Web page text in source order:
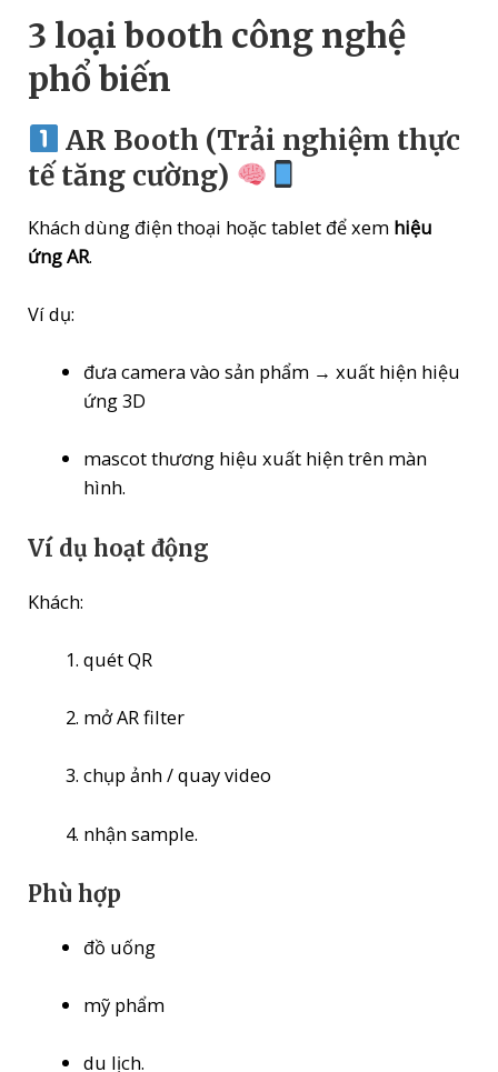
3 loại booth công nghệ
phổ biến
AR Booth (Trải nghiệm thực
tế tăng cường)
Khách dùng điện thoại hoặc tablet để xem hiệu
ứng AR.
Ví dụ:
đưa camera vào sản phẩm → xuất hiện hiệu
ứng 3D
mascot thương hiệu xuất hiện trên màn
hình.
Ví dụ hoạt động
Khách:
quét QR
mở AR filter
chụp ảnh / quay video
nhận sample.
Phù hợp
đồ uống
mỹ phẩm
du lịch.